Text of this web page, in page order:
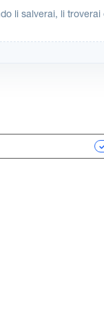
li salverai, li troverai